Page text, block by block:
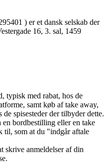
) er et dansk selskab der
16, 3. sal, 1459
typisk med rabat, hos de
samt køb af take away,
spisesteder der tilbyder dette.
en bordbestilling eller en take
til, som at du "indgår aftale
skrive anmeldelser af din